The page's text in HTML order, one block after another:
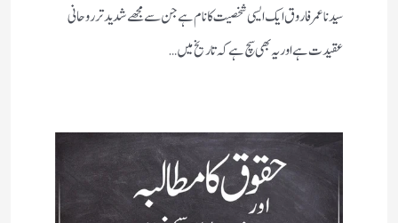
سیدنا عمر فاروق ایک ایسی شخصیت کا نام ہے جن سے مجھے شدید تر روحانی
عقیدت ہے اور یہ بھی سچ ہے کہ تاریخ میں…